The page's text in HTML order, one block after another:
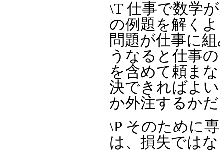
\T 仕事で数学
の例題を解く
問題が仕事に
うなると仕事
を含めて頼ま
決できればよ
か外注するか
\P そのために
は、損失では